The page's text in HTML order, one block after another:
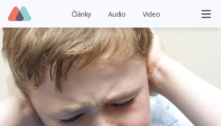
Články Audio Video